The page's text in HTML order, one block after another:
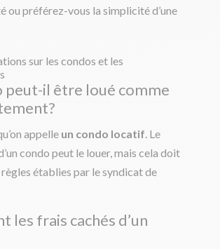
ou préférez-vous la simplicité d’une
sur les condos et les
peut-il être loué comme
appelle un condo locatif. Le
condo peut le louer, mais cela doit
établies par le syndicat de
les frais cachés d’un